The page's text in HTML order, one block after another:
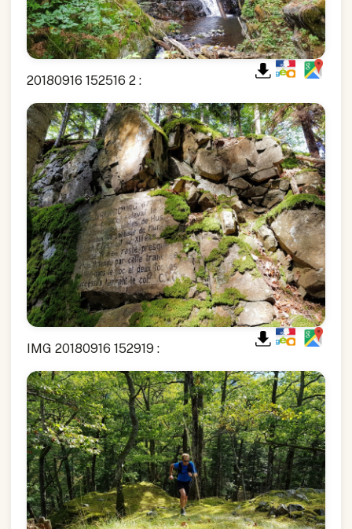
20180916 152516 2 :
IMG 20180916 152919 :